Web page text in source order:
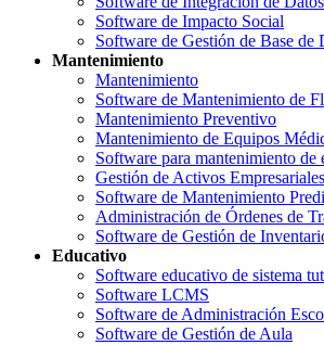
Software de Impacto Social
Software de Gestión de Base de
Mantenimiento
Mantenimiento
Software de Mantenimiento de
Mantenimiento Preventivo
Mantenimiento de Equipos
Software para mantenimiento de
Gestión de Activos Empresariales
Software de Mantenimiento
Administración de Órdenes de
Software de Gestión de
Educativo
Software educativo de sistema
Software LCMS
Software de Administración
Software de Gestión de Aula